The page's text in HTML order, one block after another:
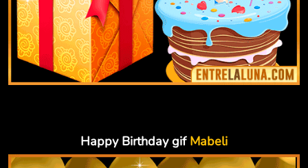
Happy Birthday gif Mabeli